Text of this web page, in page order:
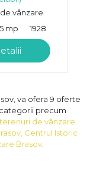
vânzare
mp 1928
va ofera 9 oferte
precum
terenuri de vânzare
Centrul Istoric
Brasov